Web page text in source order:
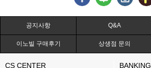
공지사항 Q&A
이노빌 구매후기 상생점 문의
CS CENTER BANKING